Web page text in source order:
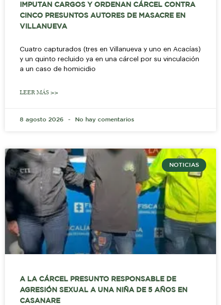
IMPUTAN CARGOS Y ORDENAN CÁRCEL CONTRA
CINCO PRESUNTOS AUTORES DE MASACRE EN
VILLANUEVA
Cuatro capturados (tres en Villanueva y uno en Acacías)
y un quinto recluido ya en una cárcel por su vinculación
a un caso de homicidio
LEER MÁS >>
8 agosto 2026 No hay comentarios
NOTICIAS
A LA CÁRCEL PRESUNTO RESPONSABLE DE
AGRESIÓN SEXUAL A UNA NIÑA DE 5 AÑOS EN
CASANARE